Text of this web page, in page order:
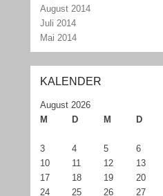
August 2014
Juli 2014
Mai 2014
KALENDER
August 2026
M
D M D
3
4 5 6
10
11 12 13
17
18 19 20
24
25 26 27